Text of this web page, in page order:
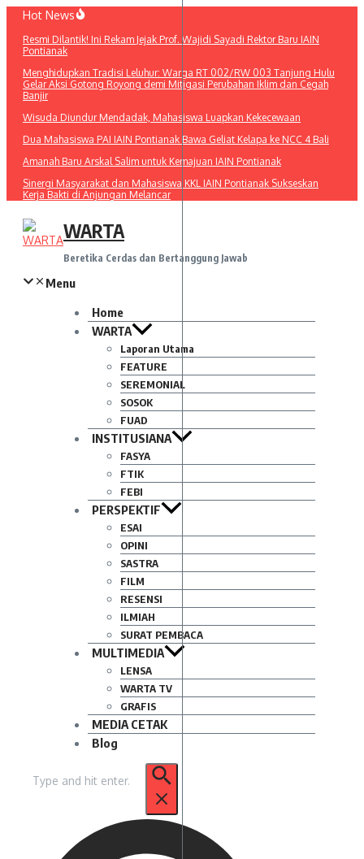
Lewati
konten
Hot News
Resmi Dilantik! Ini Rekam Jejak Prof. Wajidi Sayadi Rektor Baru IAIN
Pontianak
Menghidupkan Tradisi Leluhur: Warga RT 002/RW 003 Tanjung Hulu
Gelar Aksi Gotong Royong demi Mitigasi Perubahan Iklim dan Cegah
Banjir
Wisuda Diundur Mendadak, Mahasiswa Luapkan Kekecewaan
Dua Mahasiswa PAI IAIN Pontianak Bawa Geliat Kelapa ke NCC 4 Bali
Amanah Baru Arskal Salim untuk Kemajuan IAIN Pontianak
Sinergi Masyarakat dan Mahasiswa KKL IAIN Pontianak Sukseskan
Kerja Bakti di Anjungan Melancar
WARTA
Beretika Cerdas dan Bertanggung Jawab
Menu
Home
WARTA
Laporan Utama
FEATURE
SEREMONIAL
SOSOK
FUAD
INSTITUSIANA
FASYA
FTIK
FEBI
PERSPEKTIF
ESAI
OPINI
SASTRA
FILM
RESENSI
ILMIAH
SURAT PEMBACA
MULTIMEDIA
LENSA
WARTA TV
GRAFIS
MEDIA CETAK
Blog
untuk: